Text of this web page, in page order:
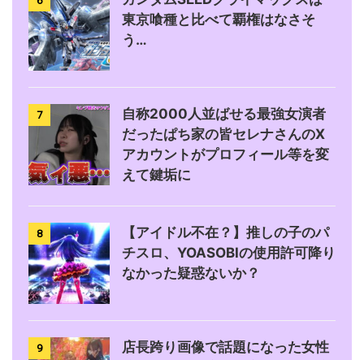
東京喰種と比べて覇権はなさそ
う…
7
自称2000人並ばせる最強女演者
だったぱち家の皆セレナさんのX
アカウントがプロフィール等を変
えて鍵垢に
8
【アイドル不在？】推しの子のパ
チスロ、YOASOBIの使用許可降り
なかった疑惑ないか？
9
店長跨り画像で話題になった女性